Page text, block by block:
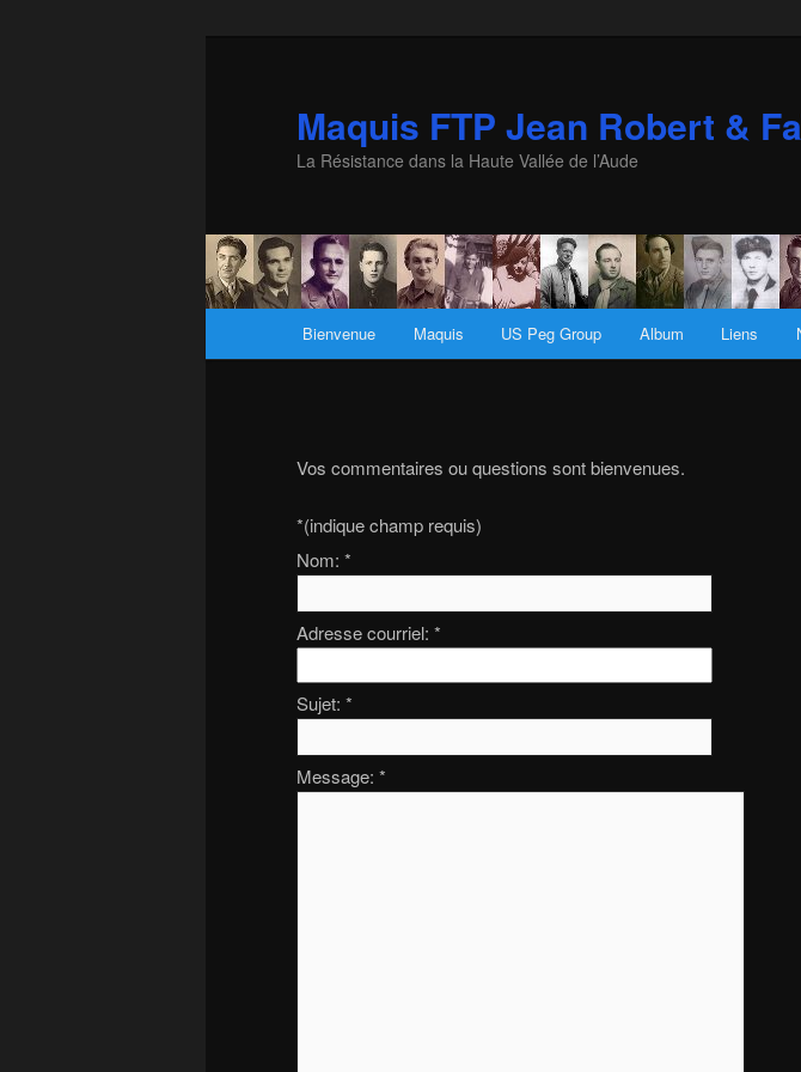
Maquis FTP Jean Robert &
La Résistance dans la Haute Vallée de l’Aude
Aller au contenu principal
Aller au contenu secondaire
Bienvenue Maquis US Peg Group Album Liens
Vos commentaires ou questions sont bienvenues.
*(indique champ requis)
Nom: *
Adresse courriel: *
Sujet: *
Message: *